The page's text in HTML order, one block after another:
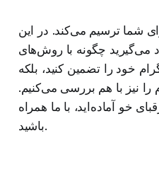
شما ترسیم می‌کند. در این
می‌گیرید چگونه با روش‌های
خود را تضمین کنید، بلکه
را نیز با هم بررسی می‌کنیم.
خو آماده‌اید، با ما همراه
باشید.